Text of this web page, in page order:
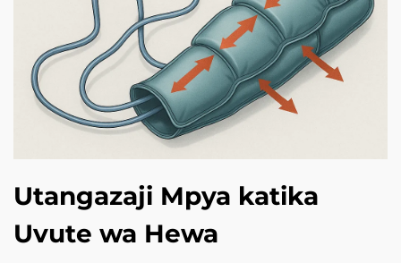
Utangazaji Mpya katika
Uvute wa Hewa